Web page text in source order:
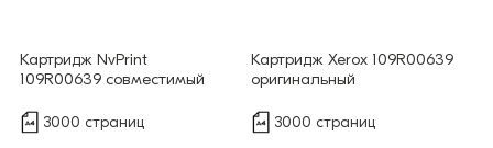
Картридж NvPrint
109R00639 совместимый
3000 страниц
Картридж Xerox 109R00639
оригинальный
3000 страниц